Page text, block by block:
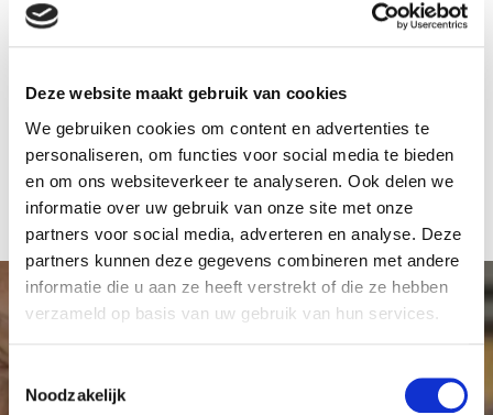
Deze website maakt gebruik van cookies
We gebruiken cookies om content en advertenties te
personaliseren, om functies voor social media te bieden
en om ons websiteverkeer te analyseren. Ook delen we
informatie over uw gebruik van onze site met onze
partners voor social media, adverteren en analyse. Deze
partners kunnen deze gegevens combineren met andere
informatie die u aan ze heeft verstrekt of die ze hebben
verzameld op basis van uw gebruik van hun services.
T
Noodzakelijk
betalingsbevestiging wilt ontvangen.
Donatieformulier
Maak meer onderzoek